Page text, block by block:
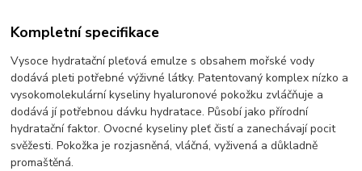
Kompletní specifikace
Vysoce hydratační pleťová emulze s obsahem mořské vody
dodává pleti potřebné výživné látky. Patentovaný komplex nízko a
vysokomolekulární kyseliny hyaluronové pokožku zvláčňuje a
dodává jí potřebnou dávku hydratace. Působí jako přírodní
hydratační faktor. Ovocné kyseliny pleť čistí a zanechávají pocit
svěžesti. Pokožka je rozjasněná, vláčná, vyživená a důkladně
promaštěná.